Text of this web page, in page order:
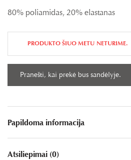
80% poliamidas, 20% elastanas
PRODUKTO ŠIUO METU NETURIME.
Papildoma informacija
Atsiliepimai (0)